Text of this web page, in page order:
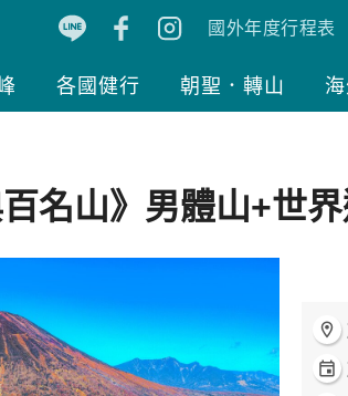
國外年度行程表
各國健行 朝聖．轉山
百名山》男體山+世
room
event